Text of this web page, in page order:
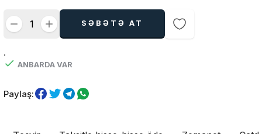
SƏBƏTƏ AT
.
ANBARDA VAR
Paylaş: